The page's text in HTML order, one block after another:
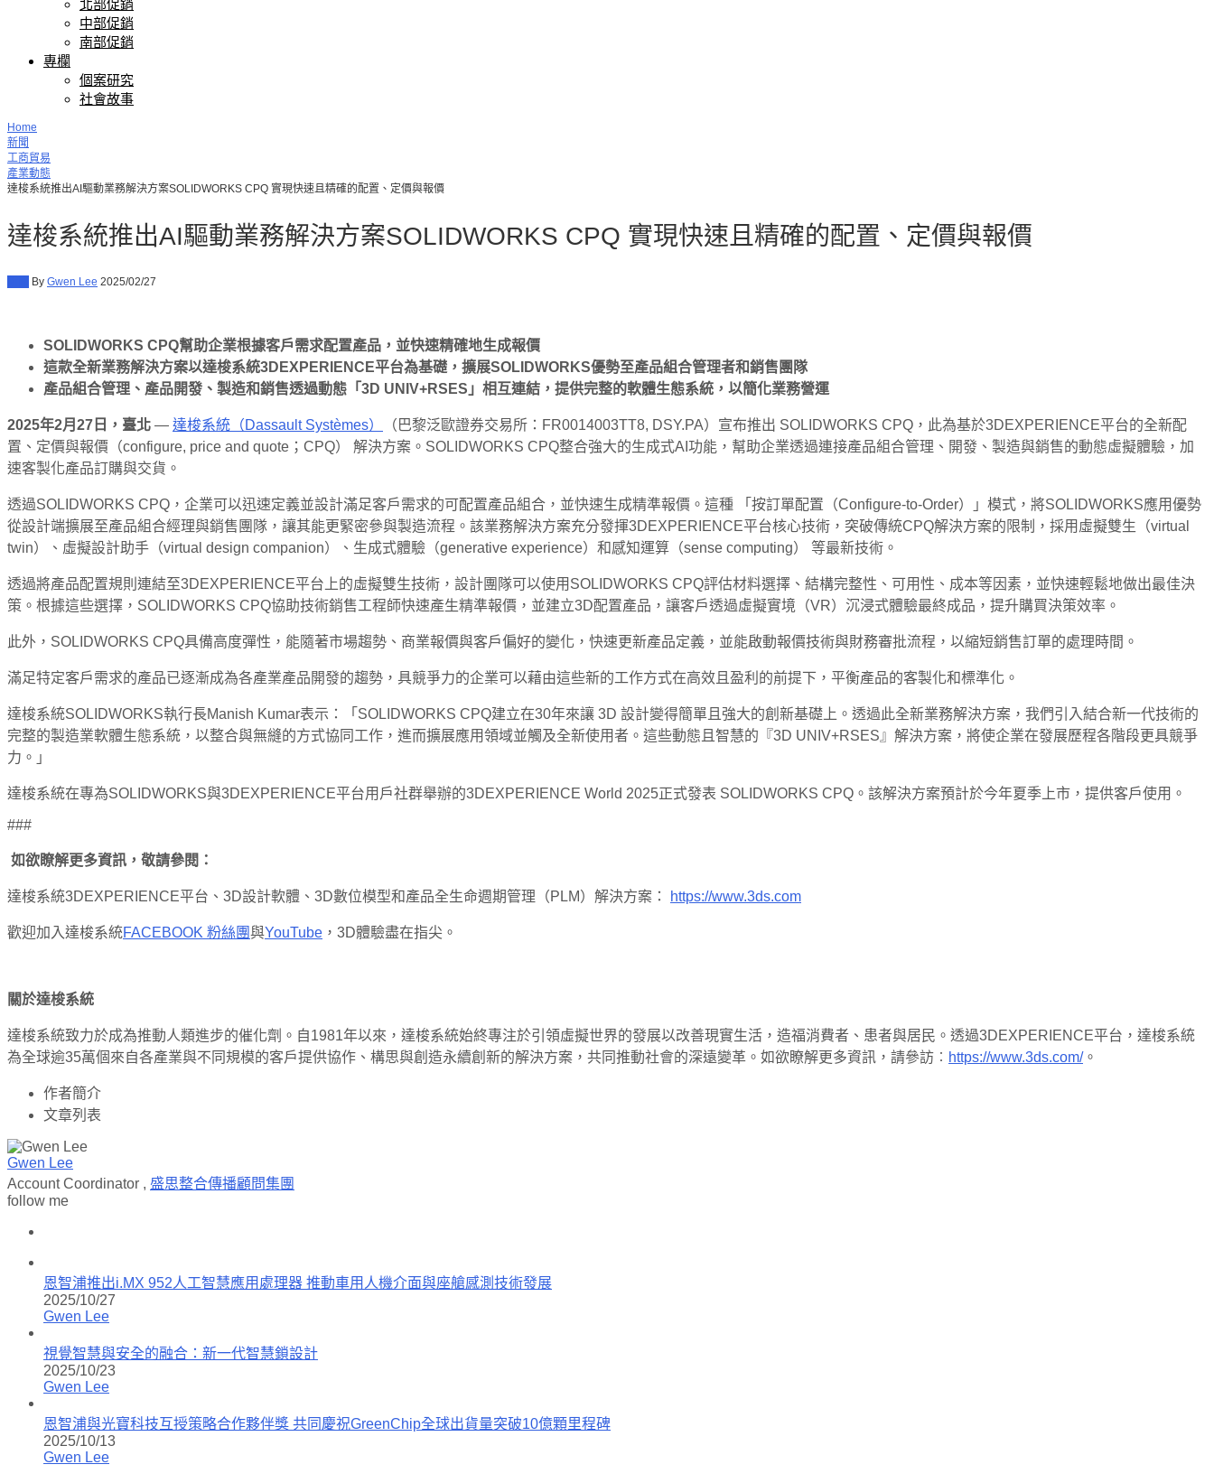
北部促銷
中部促銷
南部促銷
專欄
個案研究
社會故事
Home
新聞
工商貿易
產業動態
達梭系統推出AI驅動業務解決方案SOLIDWORKS CPQ 實現快速且精確的配置、定價與報價
達梭系統推出AI驅動業務解決方案SOLIDWORKS CPQ 實現快速且精確的配置、定價與報價
By Gwen Lee 2025/02/27
SOLIDWORKS CPQ幫助企業根據客戶需求配置產品，並快速精確地生成報價
這款全新業務解決方案以達梭系統3DEXPERIENCE平台為基礎，擴展SOLIDWORKS優勢至產品組合管理者和銷售團隊
產品組合管理、產品開發、製造和銷售透過動態「3D UNIV+RSES 」相互連結，提供完整的軟體生態系統，以簡化業務營運
2025年2月 27 日，臺北 — 達梭系統（Dassault Systèmes）
（巴黎泛歐證券交易所：FR0014003TT8, DSY.PA）宣布推出 SOLIDWORKS CPQ，此為基於3DEXPERIENCE平台的全新配
置、定價與報價（configure, price and quote；CPQ） 解決方案。SOLIDWORKS CPQ整合強大的生成式AI功能，幫助企業透過連接產品組合管理、開發、製造與銷售的動態虛擬體驗，加
速客製化產品訂購與交貨。
透過SOLIDWORKS CPQ，企業可以迅速定義並設計滿足客戶需求的可配置產品組合，並快速生成精準報價。這種 「按訂單配置（Configure-to-Order）」模式，將SOLIDWORKS應用優勢
從設計端擴展至產品組合經理與銷售團隊，讓其能更緊密參與製造流程。該業務解決方案充分發揮3DEXPERIENCE平台核心技術，突破傳統CPQ解決方案的限制，採用虛擬雙生（virtual
twin）、虛擬設計助手（virtual design companion）、生成式體驗（generative experience）和感知運算（sense computing） 等最新技術。
透過將產品配置規則連結至3DEXPERIENCE平台上的虛擬雙生技術，設計團隊可以使用SOLIDWORKS CPQ評估材料選擇、結構完整性、可用性、成本等因素，並快速輕鬆地做出最佳決
策。根據這些選擇，SOLIDWORKS CPQ協助技術銷售工程師快速產生精準報價，並建立3D配置產品，讓客戶透過虛擬實境（VR）沉浸式體驗最終成品，提升購買決策效率。
此外，SOLIDWORKS CPQ具備高度彈性，能隨著市場趨勢、商業報價與客戶偏好的變化，快速更新產品定義，並能啟動報價技術與財務審批流程，以縮短銷售訂單的處理時間。
滿足特定客戶需求的產品已逐漸成為各產業產品開發的趨勢，具競爭力的企業可以藉由這些新的工作方式在高效且盈利的前提下，平衡產品的客製化和標準化。
達梭系統SOLIDWORKS執行長Manish Kumar表示：「SOLIDWORKS CPQ建立在30年來讓 3D 設計變得簡單且強大的創新基礎上。透過此全新業務解決方案，我們引入結合新一代技術的
完整的製造業軟體生態系統，以整合與無縫的方式協同工作，進而擴展應用領域並觸及全新使用者。這些動態且智慧的『3D UNIV+RSES』解決方案，將使企業在發展歷程各階段更具競爭
力。」
達梭系統在專為SOLIDWORKS與3DEXPERIENCE平台用戶社群舉辦的3DEXPERIENCE World 2025正式發表 SOLIDWORKS CPQ。該解決方案預計於今年夏季上市，提供客戶使用。
###
如欲瞭解更多資訊，敬請參閱：
達梭系統3DEXPERIENCE平台、3D設計軟體、3D數位模型和產品全生命週期管理（PLM）解決方案： https://www.3ds.com
歡迎加入達梭系統FACEBOOK 粉絲團與YouTube ，3D體驗盡在指尖。
關於達梭系統
達梭系統致力於成為推動人類進步的催化劑。自1981年以來，達梭系統始終專注於引領虛擬世界的發展以改善現實生活，造福消費者、患者與居民。透過3DEXPERIENCE平台，達梭系統
為全球逾35萬個來自各產業與不同規模的客戶提供協作、構思與創造永續創新的解決方案，共同推動社會的深遠變革。如欲瞭解更多資訊，請參訪︰ https://www.3ds.com/。
作者簡介
文章列表
Gwen Lee
Account Coordinator , 盛思整合傳播顧問集團
follow me
恩智浦推出i.MX 952人工智慧應用處理器 推動車用人機介面與座艙感測技術發展
2025/10/27
Gwen Lee
視覺智慧與安全的融合：新一代智慧鎖設計
2025/10/23
Gwen Lee
恩智浦與光寶科技互授策略合作夥伴獎 共同慶祝GreenChip全球出貨量突破10億顆里程碑
2025/10/13
Gwen Lee